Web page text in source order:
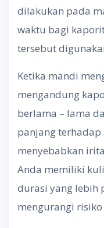
dilakukan pada
waktu bagi
tersebut
Ketika mandi
mengandung
berlama – lama
panjang
menyebabkan
Anda memiliki
durasi yang lebih
mengurangi